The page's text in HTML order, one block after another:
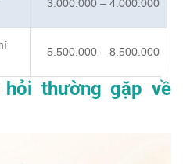
3.000.000 – 4.000.000
5.500.000 – 8.500.000
thường gặp về